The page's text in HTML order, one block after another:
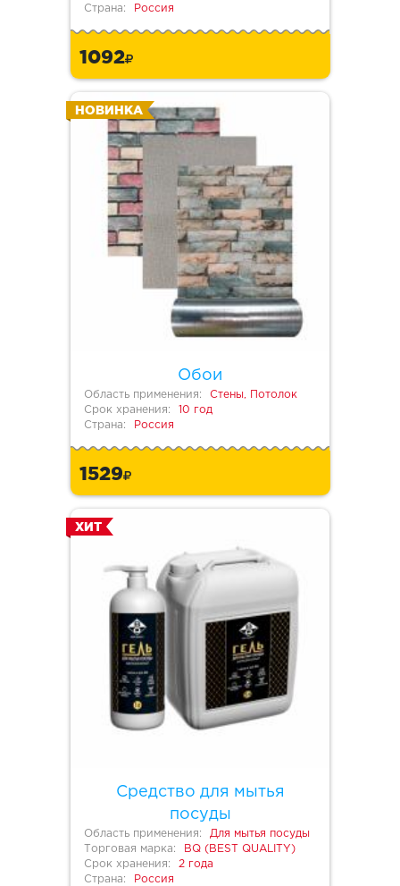
Страна:
Россия
1092
Обои
НОВИНКА
Область применения:
Стены, Потолок
Срок хранения:
10 год
Страна:
Россия
1529
Средство для мытья
посуды
ХИТ
Область применения:
Для мытья посуды
Торговая марка:
BQ (BEST QUALITY)
Срок хранения:
2 года
Страна:
Россия